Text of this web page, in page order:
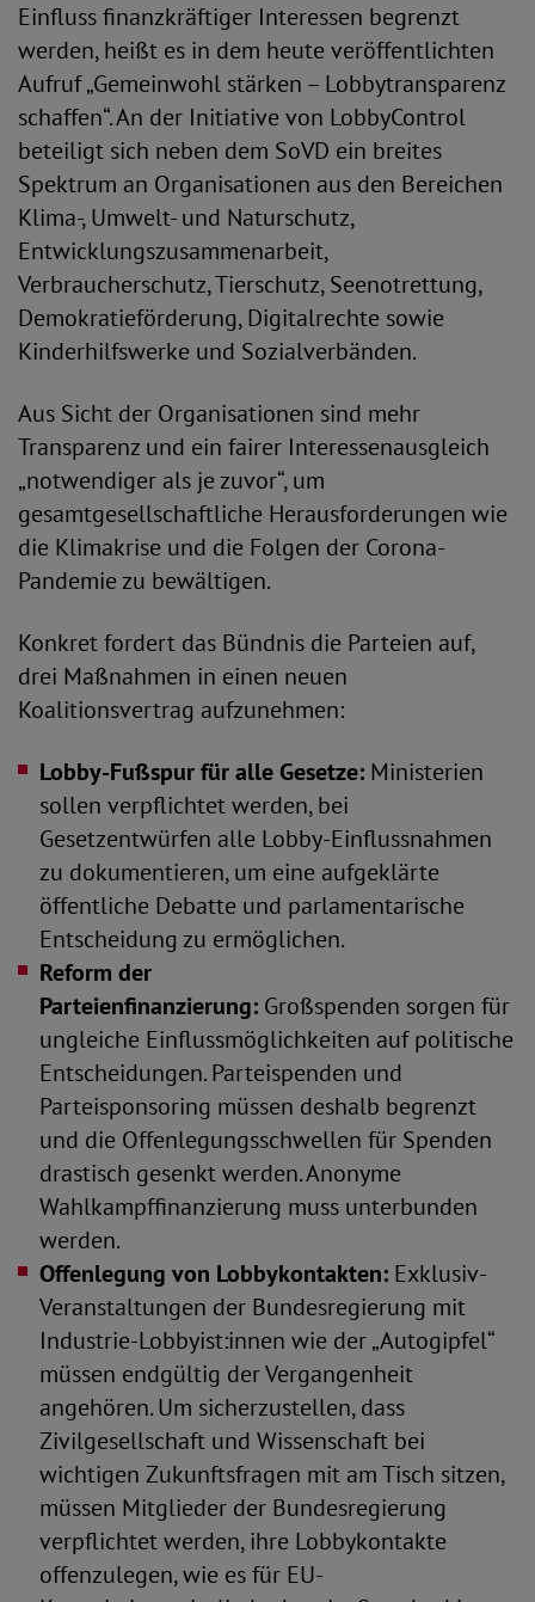
Einfluss finanzkräftiger Interessen begrenzt
werden, heißt es in dem heute veröffentlichten
Aufruf „Gemeinwohl stärken – Lobbytransparenz
schaffen“. An der Initiative von LobbyControl
beteiligt sich neben dem SoVD ein breites
Spektrum an Organisationen aus den Bereichen
Klima-, Umwelt- und Naturschutz,
Entwicklungszusammenarbeit,
Verbraucherschutz, Tierschutz, Seenotrettung,
Demokratieförderung, Digitalrechte sowie
Kinderhilfswerke und Sozialverbänden.
Aus Sicht der Organisationen sind mehr
Transparenz und ein fairer Interessenausgleich
„notwendiger als je zuvor“, um
gesamtgesellschaftliche Herausforderungen wie
die Klimakrise und die Folgen der Corona-
Pandemie zu bewältigen.
Konkret fordert das Bündnis die Parteien auf,
drei Maßnahmen in einen neuen
Koalitionsvertrag aufzunehmen:
Lobby-Fußspur für alle Gesetze: Ministerien
sollen verpflichtet werden, bei
Gesetzentwürfen alle Lobby-Einflussnahmen
zu dokumentieren, um eine aufgeklärte
öffentliche Debatte und parlamentarische
Entscheidung zu ermöglichen.
Reform der
Parteienfinanzierung: Großspenden sorgen für
ungleiche Einflussmöglichkeiten auf politische
Entscheidungen. Parteispenden und
Parteisponsoring müssen deshalb begrenzt
und die Offenlegungsschwellen für Spenden
drastisch gesenkt werden. Anonyme
Wahlkampffinanzierung muss unterbunden
werden.
Offenlegung von Lobbykontakten: Exklusiv-
Veranstaltungen der Bundesregierung mit
Industrie-Lobbyist:innen wie der „Autogipfel“
müssen endgültig der Vergangenheit
angehören. Um sicherzustellen, dass
Zivilgesellschaft und Wissenschaft bei
wichtigen Zukunftsfragen mit am Tisch sitzen,
müssen Mitglieder der Bundesregierung
verpflichtet werden, ihre Lobbykontakte
offenzulegen, wie es für EU-